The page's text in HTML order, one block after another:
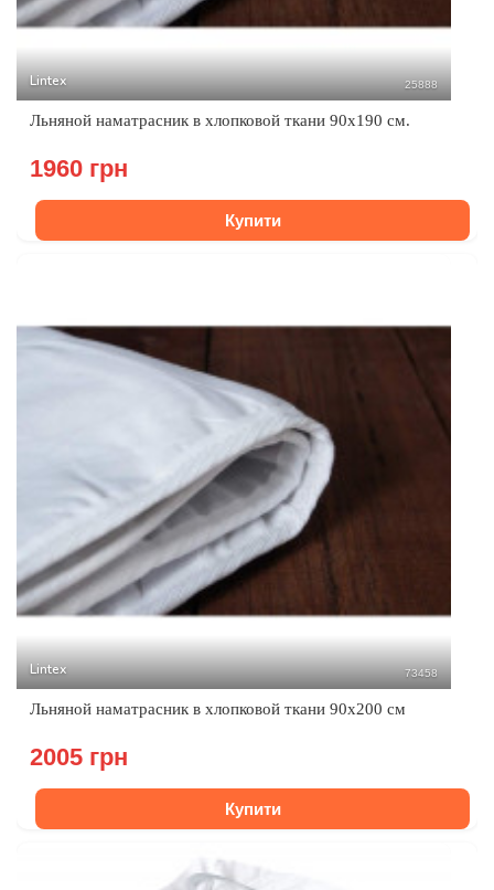
Lintex 25888
Льняной наматрасник в хлопковой ткани 90х190 см.
1960 грн
Купити
Lintex 73458
Льняной наматрасник в хлопковой ткани 90х200 см
2005 грн
Купити